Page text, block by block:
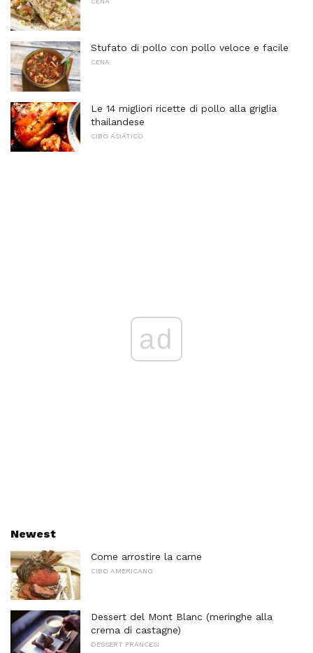
Stufato di pollo con pollo veloce e facile
CENA
Le 14 migliori ricette di pollo alla griglia
thailandese
CIBO ASIATICO
ad
Newest
Come arrostire la carne
CIBO AMERICANO
Dessert del Mont Blanc (meringhe alla
crema di castagne)
DESSERT FRANCESI